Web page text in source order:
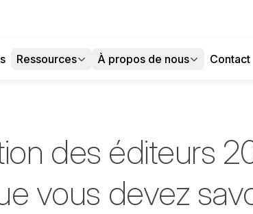
Ressources À propos de nous Contact
des éditeurs
vous devez